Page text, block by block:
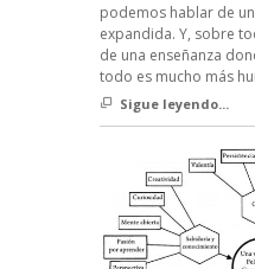
podemos hablar de
expandida. Y, sobre
de una enseñanza
todo es mucho más
Sigue leyendo...